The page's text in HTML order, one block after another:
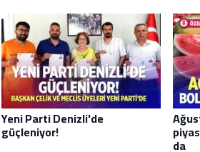
Yeni Parti Denizli'de
güçleniyor!
da